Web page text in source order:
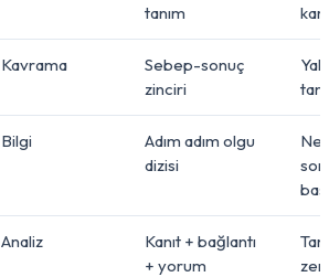
tanım
Kavrama
Sebep-sonuç
zinciri
Bilgi
Adım adım olgu
dizisi
Analiz
Kanıt + bağlantı
+ yorum